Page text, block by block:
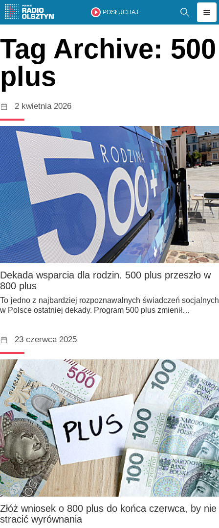
POSŁUCHAJ
Tag Archive: 500
plus
2 kwietnia 2026
Dekada wsparcia dla rodzin. 500 plus przeszło w
800 plus
To jedno z najbardziej rozpoznawalnych świadczeń socjalnych
w Polsce ostatniej dekady. Program 500 plus zmienił…
23 czerwca 2025
Złóż wniosek o 800 plus do końca czerwca, by nie
stracić wyrównania